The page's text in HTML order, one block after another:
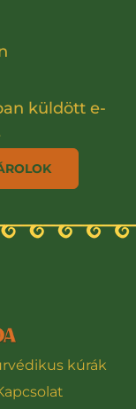
küldött e-
kúrák